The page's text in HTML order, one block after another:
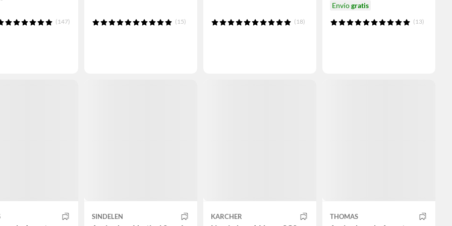
(147) (15) (18)
Envíogratis
(13)
SINDELEN KARCHER THOMAS